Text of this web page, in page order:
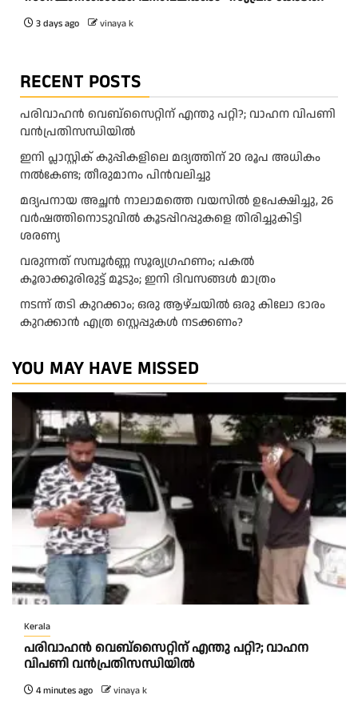
3 days ago vinaya k
RECENT POSTS
പരിവാഹൻ വെബ്സൈറ്റിന് എന്തു പറ്റി?; വാഹന വിപണി
വന്‍പ്രതിസന്ധിയിൽ
ഇനി പ്ലാസ്റ്റിക് കുപ്പികളിലെ മദ്യത്തിന് 20 രൂപ അധികം
നല്‍കേണ്ട; തീരുമാനം പിന്‍വലിച്ചു
മദ്യപനായ അച്ഛൻ നാലാമത്തെ വയസിൽ ഉപേക്ഷിച്ചു, 26
വർഷത്തിനൊടുവിൽ കൂടപ്പിറപ്പുകളെ തിരിച്ചുകിട്ടി
ശരണ്യ
വരുന്നത് സമ്പൂർണ്ണ സൂര്യഗ്രഹണം; പകല്‍
കൂരാക്കൂരിരുട്ട് മൂടും; ഇനി ദിവസങ്ങള്‍ മാത്രം
നടന്ന് തടി കുറക്കാം; ഒരു ആഴ്ചയിൽ ഒരു കിലോ ഭാരം
കുറക്കാൻ എത്ര സ്റ്റെപ്പുകൾ നടക്കണം?
YOU MAY HAVE MISSED
Kerala
പരിവാഹൻ വെബ്സൈറ്റിന് എന്തു പറ്റി?; വാഹന
വിപണി വന്‍പ്രതിസന്ധിയിൽ
4 minutes ago vinaya k